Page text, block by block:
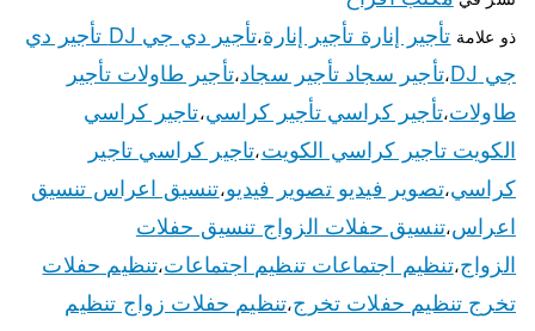
ذو علامة تأجير إنارة تأجير إنارة،
تأجير دي جي DJ تأجير دي
جي DJ
،تأجير سجاد تأجير سجاد،تأجير طاولات تأجير
طاولات،تأجير كراسي تأجير كراسي،تاجير كراسي
الكويت تاجير كراسي الكويت،تاجير كراسي تاجير
كراسي،تصوير فيديو تصوير فيديو،تنسيق اعراس تنسيق
اعراس،تنسيق حفلات الزواج تنسيق حفلات
الزواج،تنظيم اجتماعات تنظيم اجتماعات،تنظيم حفلات
تخرج تنظيم حفلات تخرج،تنظيم حفلات زواج تنظيم